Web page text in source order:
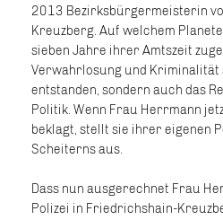
2013 Bezirksbürgermeisterin
Kreuzberg. Auf welchem
sieben Jahre ihrer Amtszeit
Verwahrlosung und Kriminalität
entstanden, sondern auch das
Politik. Wenn Frau Herrmann
beklagt, stellt sie ihrer eigenen
Scheiterns aus.
Dass nun ausgerechnet Frau
Polizei in Friedrichshain-